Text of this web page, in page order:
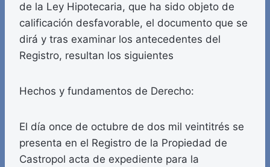
de la Ley Hipotecaria, que ha sido objeto de
calificación desfavorable, el documento que se
dirá y tras examinar los antecedentes del
Registro, resultan los siguientes
Hechos y fundamentos de Derecho:
El día once de octubre de dos mil veintitrés se
presenta en el Registro de la Propiedad de
Castropol acta de expediente para la